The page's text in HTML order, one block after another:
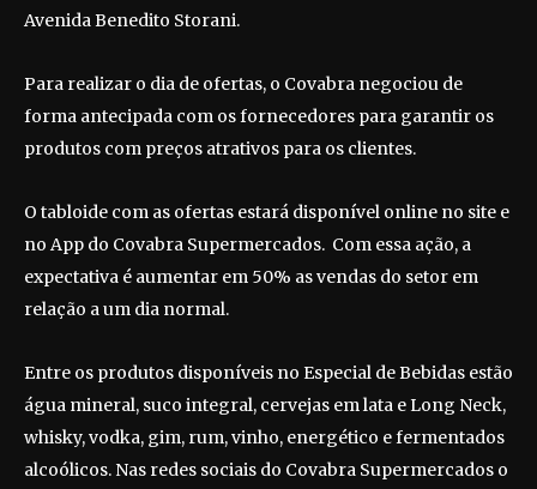
Avenida Benedito Storani.
Para realizar o dia de ofertas, o Covabra negociou de
forma antecipada com os fornecedores para garantir os
produtos com preços atrativos para os clientes.
O tabloide com as ofertas estará disponível online no site e
no App do Covabra Supermercados. Com essa ação, a
expectativa é aumentar em 50% as vendas do setor em
relação a um dia normal.
Entre os produtos disponíveis no Especial de Bebidas estão
água mineral, suco integral, cervejas em lata e Long Neck,
whisky, vodka, gim, rum, vinho, energético e fermentados
alcoólicos. Nas redes sociais do Covabra Supermercados o